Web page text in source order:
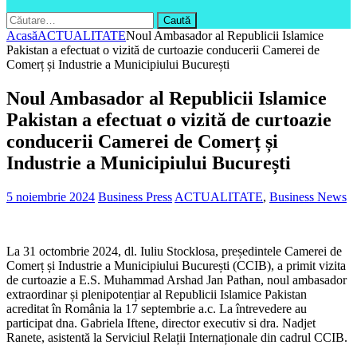
Caută
după:
AcasăACTUALITATENoul Ambasador al Republicii Islamice
Pakistan a efectuat o vizită de curtoazie conducerii Camerei de
Comerț și Industrie a Municipiului București
Noul Ambasador al Republicii Islamice
Pakistan a efectuat o vizită de curtoazie
conducerii Camerei de Comerț și
Industrie a Municipiului București
5 noiembrie 2024 Business Press ACTUALITATE, Business News
La 31 octombrie 2024, dl. Iuliu Stocklosa, președintele Camerei de
Comerț și Industrie a Municipiului București (CCIB), a primit vizita
de curtoazie a E.S. Muhammad Arshad Jan Pathan, noul ambasador
extraordinar și plenipotențiar al Republicii Islamice Pakistan
acreditat în România la 17 septembrie a.c. La întrevedere au
participat dna. Gabriela Iftene, director executiv si dra. Nadjet
Ranete, asistentă la Serviciul Relații Internaționale din cadrul CCIB.